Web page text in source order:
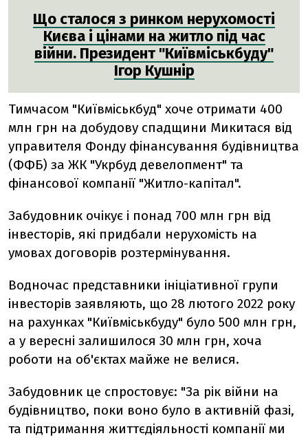
Що сталося з ринком нерухомості
Києва і цінами на житло під час
війни. Президент "Київміськбуду"
Ігор Кушнір
Тимчасом "Київміськбуд" хоче отримати 400
млн грн на добудову спадщини Микитася від
управителя Фонду фінансування будівництва
(ФФБ) за ЖК "Укрбуд девелопмент" та
фінансової компанії "Житло-капітал".
Забудовник очікує і понад 700 млн грн від
інвесторів, які придбали нерухомість на
умовах договорів розтермінування.
Водночас представники ініціативної групи
інвесторів заявляють, що 28 лютого 2022 року
на рахунках "Київміськбуду" було 500 млн грн,
а у вересні залишилося 30 млн грн, хоча
роботи на об'єктах майже не велися.
Забудовник це спростовує: "За рік війни на
будівництво, поки воно було в активній фазі,
та підтримання життєдіяльності компанії ми